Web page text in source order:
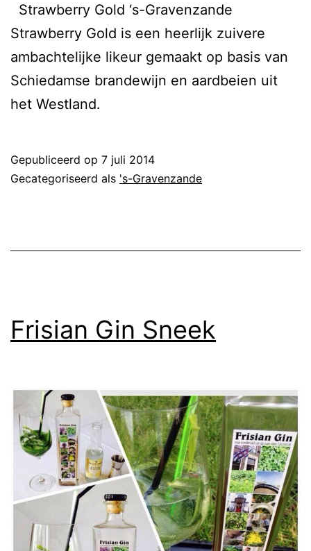
Strawberry Gold ‘s-Gravenzande
Strawberry Gold is een heerlijk zuivere
ambachtelijke likeur gemaakt op basis van
Schiedamse brandewijn en aardbeien uit
het Westland.
Gepubliceerd op 7 juli 2014
Gecategoriseerd als 's-Gravenzande
Frisian Gin Sneek